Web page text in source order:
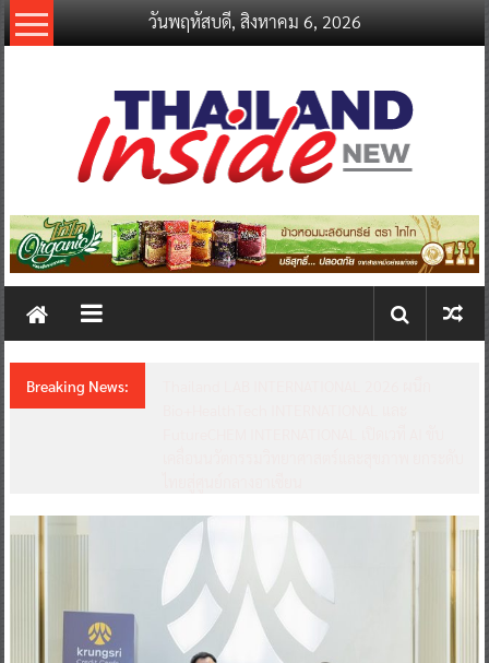
Skip
to
วันพฤหัสบดี, สิงหาคม 6, 2026
thailandinsidenew.com
Thailand
New
Breaking News: